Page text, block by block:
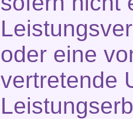
oder eine
vertretende